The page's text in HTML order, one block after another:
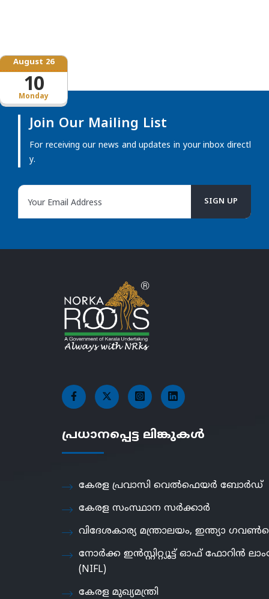
Monday
August 26
10
Join Our Mailing List
For receiving our news and updates in your inbox directl
y.
പ്രധാനപ്പെട്ട ലിങ്കുകൾ
കേരള പ്രവാസി വെൽഫെയർ ബോർഡ്
കേരള സംസ്ഥാന സർക്കാർ
വിദേശകാര്യ മന്ത്രാലയം, ഇന്ത്യാ
നോർക്ക ഇൻസ്റ്റിറ്റ്യൂട്ട് ഓഫ് ഫോറിൻ
(NIFL)
കേരള മുഖ്യമന്ത്രി